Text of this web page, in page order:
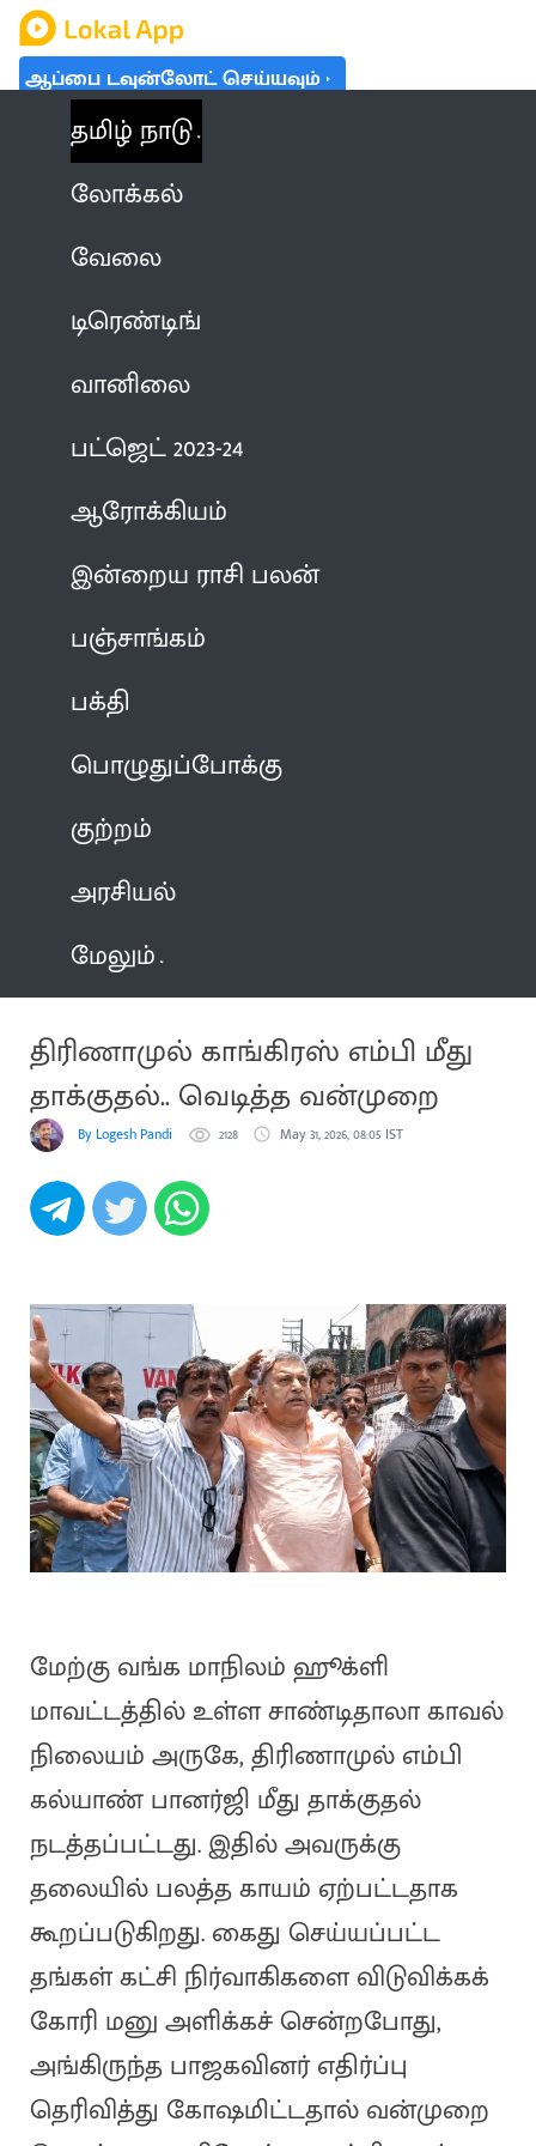
ஆப்பை டவுன்லோட் செய்யவும்
தமிழ் நாடு
லோக்கல்
வேலை
டிரெண்டிங்
வானிலை
பட்ஜெட் 2023-24
ஆரோக்கியம்
இன்றைய ராசி பலன்
பஞ்சாங்கம்
பக்தி
பொழுதுப்போக்கு
குற்றம்
அரசியல்
மேலும்
திரிணாமுல் காங்கிரஸ் எம்பி மீது
தாக்குதல்.. வெடித்த வன்முறை
By Logesh Pandi 2128 May 31, 2026, 08:05 IST
மேற்கு வங்க மாநிலம் ஹூக்ளி
மாவட்டத்தில் உள்ள சாண்டிதாலா காவல்
நிலையம் அருகே, திரிணாமுல் எம்பி
கல்யாண் பானர்ஜி மீது தாக்குதல்
நடத்தப்பட்டது. இதில் அவருக்கு
தலையில் பலத்த காயம் ஏற்பட்டதாக
கூறப்படுகிறது. கைது செய்யப்பட்ட
தங்கள் கட்சி நிர்வாகிகளை விடுவிக்கக்
கோரி மனு அளிக்கச் சென்றபோது,
அங்கிருந்த பாஜகவினர் எதிர்ப்பு
தெரிவித்து கோஷமிட்டதால் வன்முறை